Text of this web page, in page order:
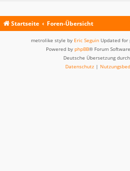
Startseite Foren-Übersicht
metrolike style by Eric Seguin Updated for
Powered by phpBB® Forum
Deutsche Übersetzung durch
Datenschutz |